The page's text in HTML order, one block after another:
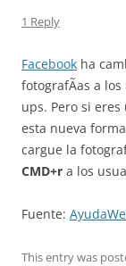
1 Reply
Facebook ha
fotografÃ­as a
ups. Pero si
esta nueva
cargue la
CMD+r a los
Fuente:
This entry was